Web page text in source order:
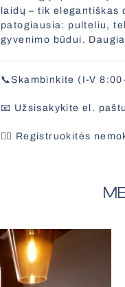
laidų – tik elegantiškas
patogiausia: pulteliu,
gyvenimo būdui.
📞Skambinkite (I-V
📧 Užsisakykite el.
✍🏻 Registruokitės